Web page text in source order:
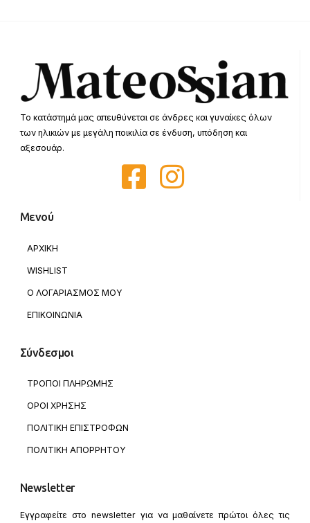
Το κατάστημά μας απευθύνεται σε άνδρες και γυναίκες όλων
των ηλικιών με μεγάλη ποικιλία σε ένδυση, υπόδηση και
αξεσουάρ.
Μενού
ΑΡΧΙΚΗ
WISHLIST
Ο ΛΟΓΑΡΙΑΣΜΟΣ ΜΟΥ
ΕΠΙΚΟΙΝΩΝΙΑ
Σύνδεσμοι
ΤΡΟΠΟΙ ΠΛΗΡΩΜΗΣ
ΟΡΟΙ ΧΡΗΣΗΣ
ΠΟΛΙΤΙΚΗ ΕΠΙΣΤΡΟΦΩΝ
ΠΟΛΙΤΙΚΗ ΑΠΟΡΡΗΤΟΥ
Newsletter
Εγγραφείτε στο newsletter για να μαθαίνετε πρώτοι όλες τις